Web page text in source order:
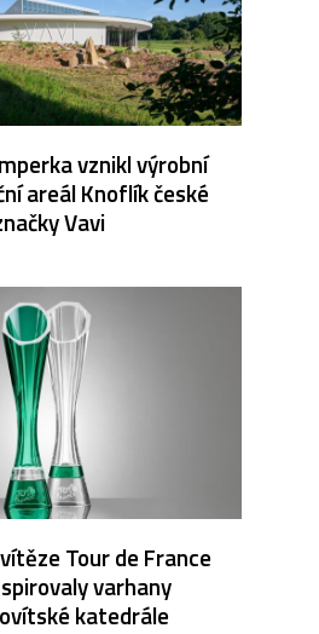
vznikl výrobní
areál Knoflík české
Vavi
Tour de France
varhany
katedrále